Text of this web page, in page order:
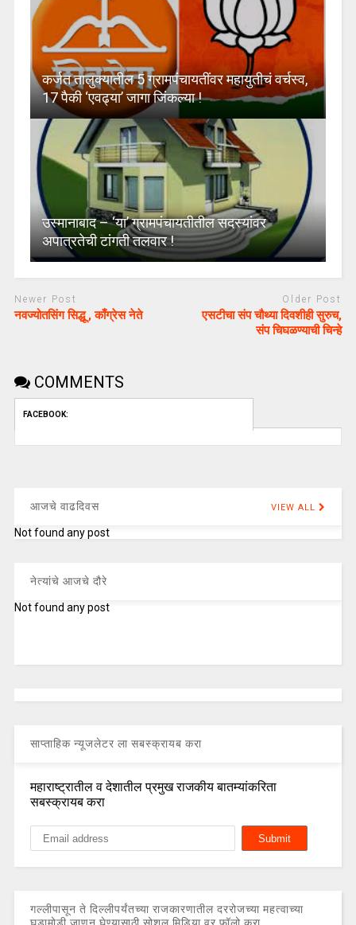
कर्जत तालुक्यातील 5 ग्रामपंचायतींवर महायुतीचं वर्चस्व,
17 पैकी ‘एवढ्या’ जागा जिंकल्या !
उस्मानाबाद – ‘या’ ग्रामपंचायतीतील सदस्यांवर
अपात्रतेची टांगती तलवार !
Newer Post
नवज्योतसिंग सिद्धू , काँग्रेस नेते
Older Post
एसटीचा संप चौथ्या दिवशीही सुरुच,
संप चिघळण्याची चिन्हे
COMMENTS
FACEBOOK:
आजचे वाढदिवस VIEW ALL
Not found any post
नेत्यांचे आजचे दौरे
Not found any post
साप्ताहिक न्यूजलेटर ला सबस्क्रायब करा
महाराष्ट्रातील व देशातील प्रमुख राजकीय बातम्यांकरिता
सबस्क्रायब करा
गल्लीपासून ते दिल्लीपर्यंतच्या राजकारणातील दररोजच्या महत्वाच्या